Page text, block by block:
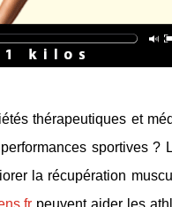
thérapeutiques et
sportives ?
la récupération
peuvent aider les